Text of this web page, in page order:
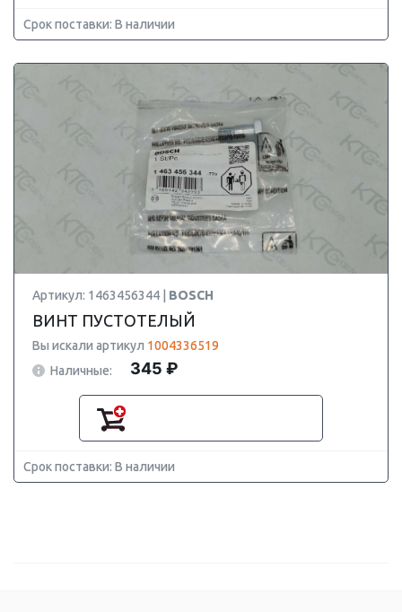
Срок поставки: В наличии
Артикул: 1463456344 | BOSCH
ВИНТ ПУСТОТЕЛЫЙ
Вы искали артикул 1004336519
Наличные:
345 ₽
Срок поставки: В наличии